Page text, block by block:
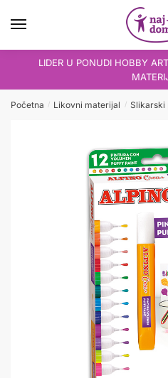
LIDER U PONUDI HOBBY
Početna / Likovni materijal / Slikarski